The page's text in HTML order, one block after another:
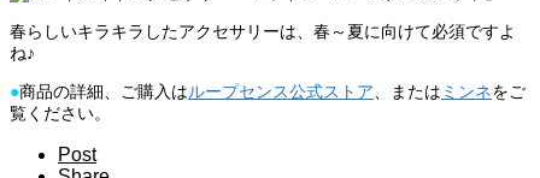
春らしいキラキラしたアクセサリーは、春～夏に向けて必須ですよ
ね♪
●商品の詳細、ご購入はループセンス公式ストア 、または ミンネをご
覧ください。
Post